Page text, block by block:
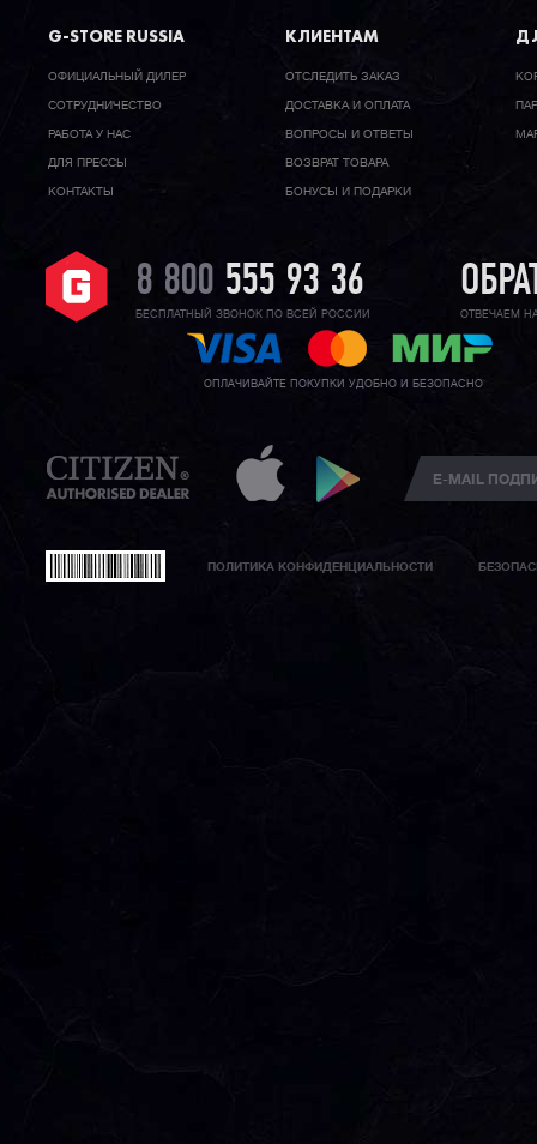
G-STORE RUSSIA
ОФИЦИАЛЬНЫЙ ДИЛЕР
CОТРУДНИЧЕСТВО
РАБОТА У НАС
ДЛЯ ПРЕССЫ
КОНТАКТЫ
КЛИЕНТАМ
ОТСЛЕДИТЬ ЗАКАЗ
ДОСТАВКА И ОПЛАТА
ВОПРОСЫ И ОТВЕТЫ
ВОЗВРАТ ТОВАРА
БОНУСЫ И ПОДАРКИ
8 800 555 93 36
БЕСПЛАТНЫЙ ЗВОНОК ПО ВСЕЙ РОССИИ ОТВЕЧАЕМ
ОПЛАЧИВАЙТЕ ПОКУПКИ УДОБНО И БЕЗОПАСНО
ПОЛИТИКА КОНФИДЕНЦИАЛЬНОСТИ